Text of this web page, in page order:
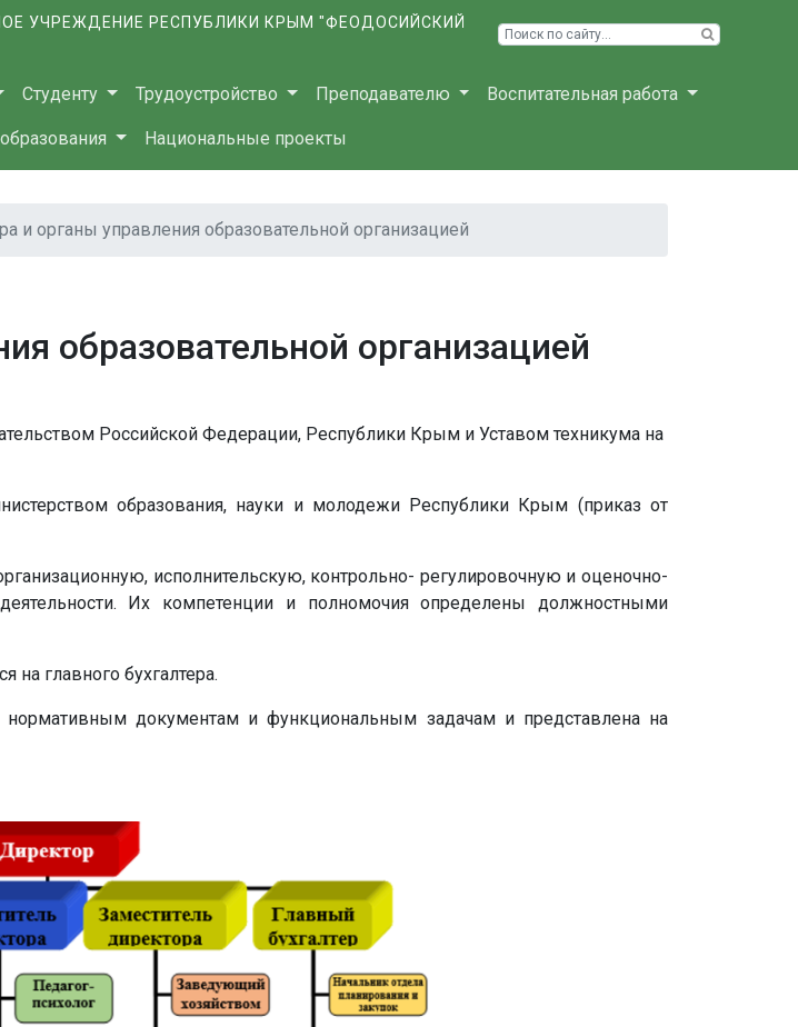
УЧРЕЖДЕНИЕ РЕСПУБЛИКИ КРЫМ "ФЕОДОСИЙСКИЙ
Студенту Трудоустройство Преподавателю Воспитательная работа
Национальные проекты
и органы управления образовательной организацией
образовательной организацией
Российской Федерации, Республики Крым и Уставом техникума на
образования, науки и молодежи Республики Крым (приказ от
исполнительскую, контрольно- регулировочную и оценочно-
Их компетенции и полномочия определены должностными
на главного бухгалтера.
нормативным документам и функциональным задачам и представлена на